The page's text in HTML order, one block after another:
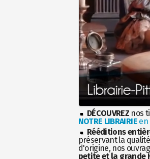
DÉCOUVREZ nos
NOTRE LIBRAIRIEen
Rééditions
préservant la
d'origine, nos
petite et la grande